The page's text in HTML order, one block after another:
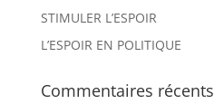
STIMULER L’ESPOIR
L’ESPOIR EN POLITIQUE
Commentaires récents